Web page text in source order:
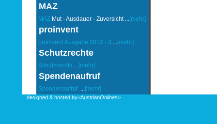
MAZ
MAZMut - Ausdauer - Zuversicht ...[mehr]
proinvent
proinvent Ausgabe 2012 - 3 ...[mehr]
Schutzrechte
Schutzrechte ...[mehr]
Spendenaufruf
Spendenaufruf ...[mehr]
designed & hosted by<AustrianOnlines>